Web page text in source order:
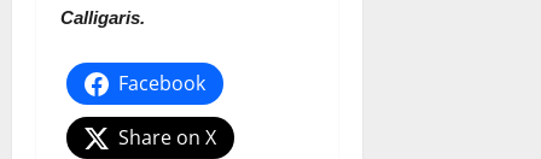
Calligaris.
Facebook
Share on X